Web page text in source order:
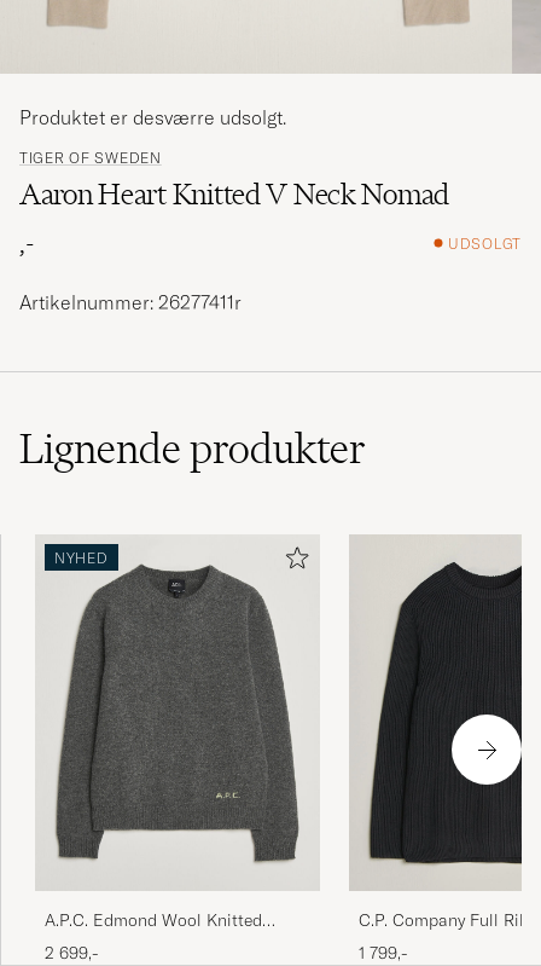
TIGER OF SWEDEN
Aaron Heart Knitted V Neck Nomad
,-
UDSOLGT
Produktet er desværre udsolgt.
Artikelnummer: 26277411r
Lignendeprodukter
NYHED
A.P.C. Edmond Wool Knitted
Sweater Anthracite Melange
2 699,-
C.P. Company Full Rib
Cotton Crew Neck
1 799,-